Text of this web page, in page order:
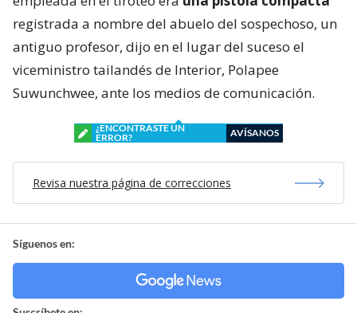
registrada a nombre del abuelo del sospechoso, un
antiguo profesor, dijo en el lugar del suceso el
viceministro tailandés de Interior, Polapee
Suwunchwee, ante los medios de comunicación.
¿ENCONTRASTE UN
ERROR?
AVÍSANOS
Revisa nuestra página de correcciones
Síguenos en: